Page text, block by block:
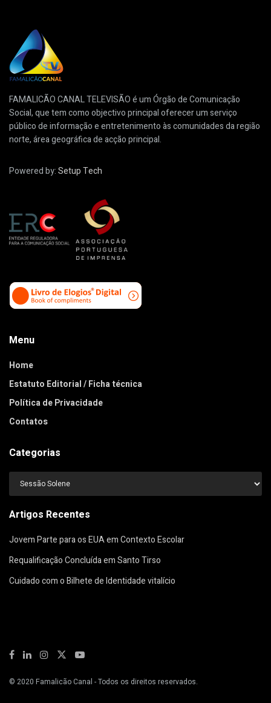
FAMALICÃO CANAL TELEVISÃO é um Órgão de Comunicação
Social, que tem como objectivo principal oferecer um serviço
público de informação e entretenimento às comunidades da região
norte, área geográfica de acção principal.
Powered by:Setup Tech
Menu
Home
Estatuto Editorial / Ficha técnica
Política de Privacidade
Contatos
Categorias
Categorias
Artigos Recentes
Jovem Parte para os EUA em Contexto Escolar
Requalificação Concluída em Santo Tirso
Cuidado com o Bilhete de Identidade vitalício
© 2020 Famalicão Canal - Todos os direitos reservados.